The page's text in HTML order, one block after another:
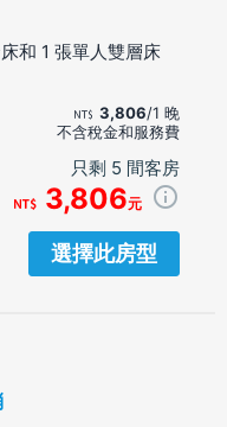
和 1 張單人雙層床
3,806/1 晚
不含稅金和服務費
只剩 5 間客房
3,806元
選擇此房型